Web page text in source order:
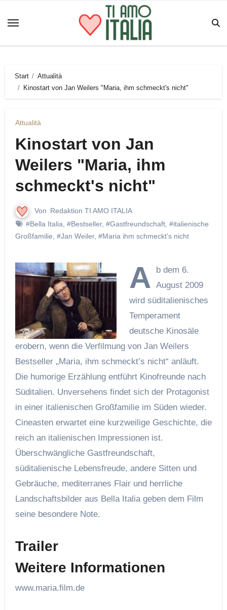
Inhalt
Start
Attualità
Kinostart von Jan Weilers "Maria, ihm schmeckt's nicht"
Attualità
Kinostart von Jan
Weilers "Maria, ihm
schmeckt's nicht"
Von Redaktion TI AMO ITALIA
#Bella Italia #Bestseller, #Gastfreundschaft, #italienische
Großfamilie #Jan Weiler, #Maria ihm schmeckt's nicht
A
b dem 6.
August 2009
wird süditalienisches
Temperament
deutsche Kinosäle
erobern, wenn die Verfilmung von Jan Weilers
Bestseller „Maria, ihm schmeckt’s nicht“ anläuft.
Die humorige Erzählung entführt Kinofreunde nach
Süditalien. Unversehens findet sich der Protagonist
in einer italienischen Großfamilie im Süden wieder.
Cineasten erwartet eine kurzweilige Geschichte, die
reich an italienischen Impressionen ist.
Überschwängliche Gastfreundschaft,
süditalienische Lebensfreude, andere Sitten und
Gebräuche, mediterranes Flair und herrliche
Landschaftsbilder aus Bella Italia geben dem Film
seine besondere Note.
Trailer
Weitere Informationen
www.maria.film.de